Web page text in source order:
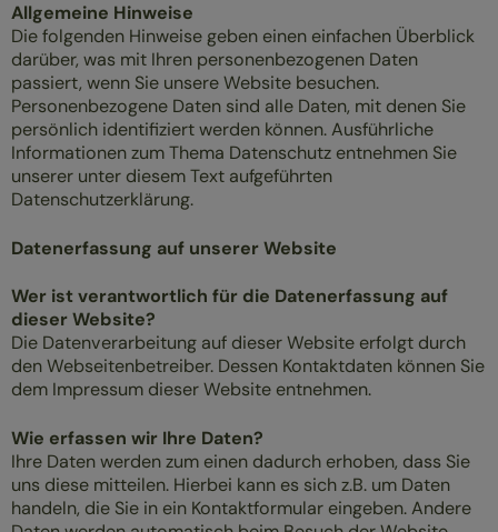
HÄNDLER
HERSTELLER
MITGLIED WERDEN
MASSIVHOLZMÖBEL
POLSTERMÖBEL
GESUND SCHLAFEN
Allgemeine Hinweise
Die folgenden Hinweise geben einen einfachen Überblick
darüber, was mit Ihren personenbezogenen Daten
passiert, wenn Sie unsere Website besuchen.
Personenbezogene Daten sind alle Daten, mit denen Sie
persönlich identifiziert werden können. Ausführliche
Informationen zum Thema Datenschutz entnehmen Sie
unserer unter diesem Text aufgeführten
Datenschutzerklärung.
Datenerfassung auf unserer Website
Wer ist verantwortlich für die Datenerfassung auf
dieser Website?
Die Datenverarbeitung auf dieser Website erfolgt durch
den Webseitenbetreiber. Dessen Kontaktdaten können Sie
dem Impressum dieser Website entnehmen.
Wie erfassen wir Ihre Daten?
Ihre Daten werden zum einen dadurch erhoben, dass Sie
uns diese mitteilen. Hierbei kann es sich z.B. um Daten
handeln, die Sie in ein Kontaktformular eingeben. Andere